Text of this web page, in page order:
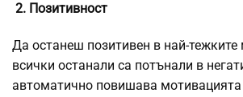
2. Позитивност
Да останеш позитивен в най-тежките
всички останали са потънали в
автоматично повишава